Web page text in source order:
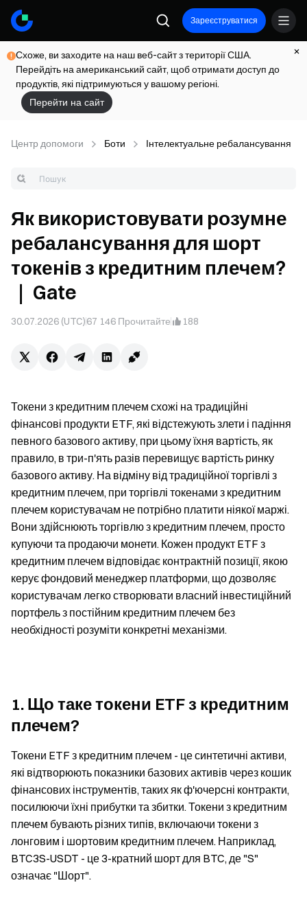
Зареєструватися
Схоже, ви заходите на наш веб-сайт з території США.
Перейдіть на американський сайт, щоб отримати доступ до
продуктів, які підтримуються у вашому регіоні.
Перейти на сайт
Центр допомоги Боти Інтелектуальне ребалансування
Як використовувати розумне
ребалансування для шорт
токенів з кредитним плечем?
｜ Gate
30.07.2026 (UTC)67 146 Прочитайте 188
Токени з кредитним плечем схожі на традиційні
фінансові продукти ETF, які відстежують злети і падіння
певного базового активу, при цьому їхня вартість, як
правило, в три-п'ять разів перевищує вартість ринку
базового активу. На відміну від традиційної торгівлі з
кредитним плечем, при торгівлі токенами з кредитним
плечем користувачам не потрібно платити ніякої маржі.
Вони здійснюють торгівлю з кредитним плечем, просто
купуючи та продаючи монети. Кожен продукт ETF з
кредитним плечем відповідає контрактній позиції, якою
керує фондовий менеджер платформи, що дозволяє
користувачам легко створювати власний інвестиційний
портфель з постійним кредитним плечем без
необхідності розуміти конкретні механізми.
1. Що таке токени ETF з кредитним
плечем?
Токени ETF з кредитним плечем - це синтетичні активи,
які відтворюють показники базових активів через кошик
фінансових інструментів, таких як ф'ючерсні контракти,
посилюючи їхні прибутки та збитки. Токени з кредитним
плечем бувають різних типів, включаючи токени з
лонговим і шортовим кредитним плечем. Наприклад,
BTC3S-USDT - це 3-кратний шорт для BTC, де "S"
означає "Шорт".